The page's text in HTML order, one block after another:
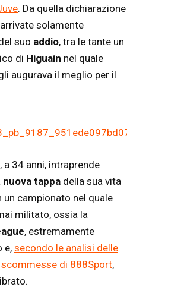
. Da quella dichiarazione
solamente
suo addio, tra le tante un
di Higuain nel quale
augurava il meglio per il
a 34 anni, intraprende
nuova tappa della sua vita
un campionato nel quale
militato, ossia la
, estremamente
e,secondo le analisi delle
di 888Sport,